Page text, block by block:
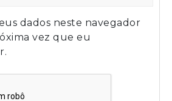
dados neste navegador
vez que eu